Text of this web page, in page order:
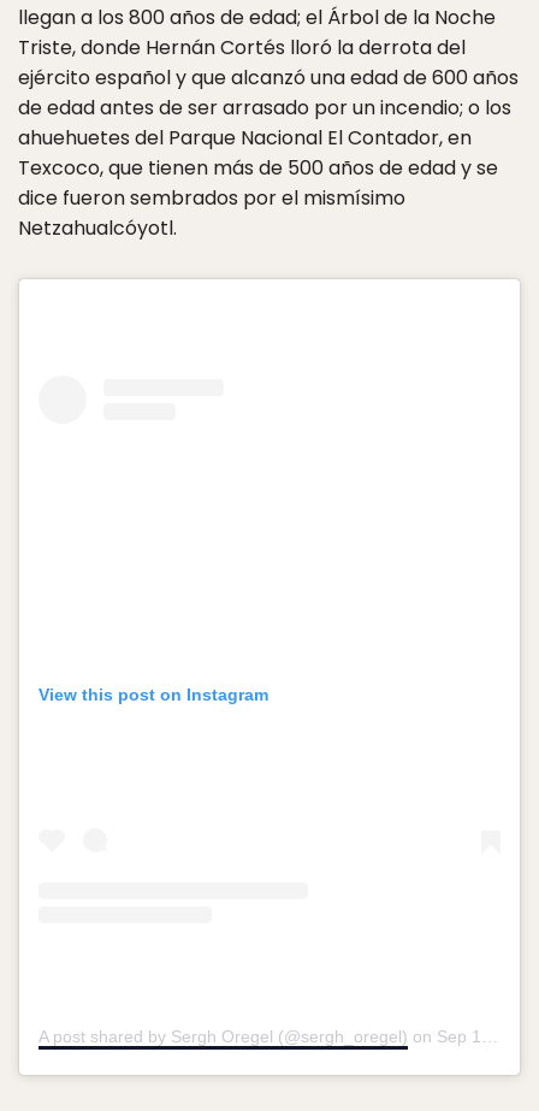
llegan a los 800 años de edad; el Árbol de la Noche
Triste, donde Hernán Cortés lloró la derrota del
ejército español y que alcanzó una edad de 600 años
de edad antes de ser arrasado por un incendio; o los
ahuehuetes del Parque Nacional El Contador, en
Texcoco, que tienen más de 500 años de edad y se
dice fueron sembrados por el mismísimo
Netzahualcóyotl.
View this post on Instagram
A post shared by Sergh Oregel (@sergh_oregel) on Sep 14, 2019 at 1:51pm PDT